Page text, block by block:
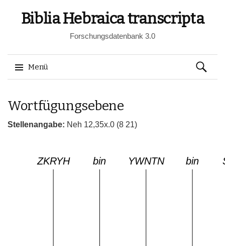
Biblia Hebraica transcripta
Forschungsdatenbank 3.0
Menü
zum
Suchen
nach:
Wortfügungsebene
Stellenangabe: Neh 12,35x.0 (8 21)